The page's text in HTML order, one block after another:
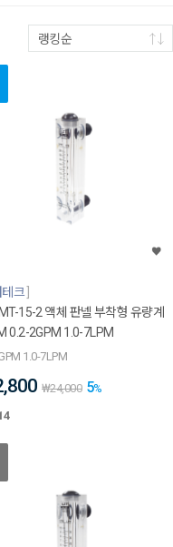
랭킹순
크
MT-15-2 액체 판넬 부착형 유량계
0.2-2GPM 1.0-7LPM
1.0-7LPM
₩24,000 5%